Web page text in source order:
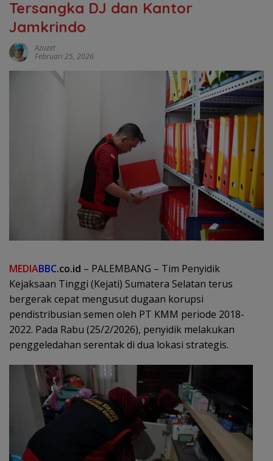
Tersangka DJ dan Kantor
Jamkrindo
Azuzet
Februari 25, 2026
MEDIABBC.co.id – PALEMBANG – Tim Penyidik
Kejaksaan Tinggi (Kejati) Sumatera Selatan terus
bergerak cepat mengusut dugaan korupsi
pendistribusian semen oleh PT KMM periode 2018-
2022. Pada Rabu (25/2/2026), penyidik melakukan
penggeledahan serentak di dua lokasi strategis.